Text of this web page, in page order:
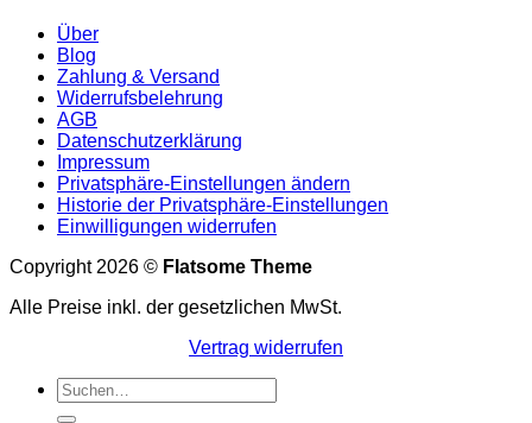
Über
Blog
Zahlung & Versand
Widerrufsbelehrung
AGB
Datenschutzerklärung
Impressum
Privatsphäre-Einstellungen ändern
Historie der Privatsphäre-Einstellungen
Einwilligungen widerrufen
Copyright 2026 © Flatsome Theme
Alle Preise inkl. der gesetzlichen MwSt.
Vertrag widerrufen
Suchen
nach: